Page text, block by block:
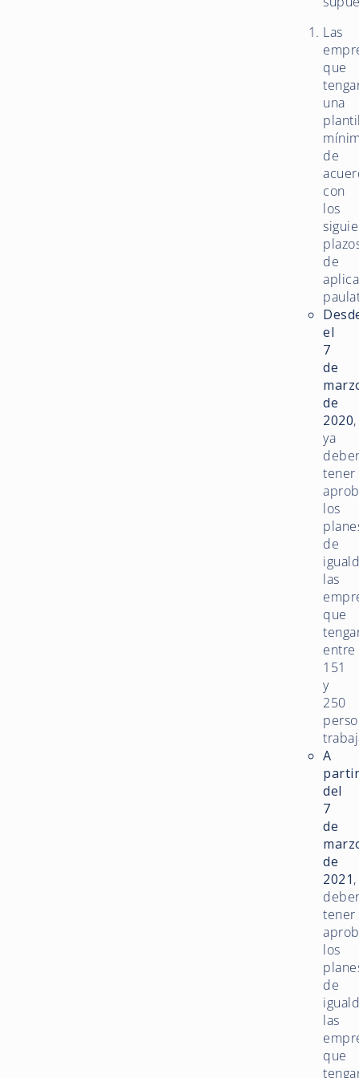
Las
que
una
de
con
los
de
el
7
de
de
2020,
ya
tener
los
de
las
que
entre
151
y
250
A
del
7
de
de
2021,
tener
los
de
las
que